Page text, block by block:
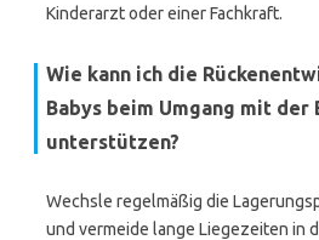
Kinderarzt oder einer Fachkraft.
Wie kann ich die
Babys beim Umgang mit der
unterstützen?
Wechsle regelmäßig die
und vermeide lange Liegezeiten in